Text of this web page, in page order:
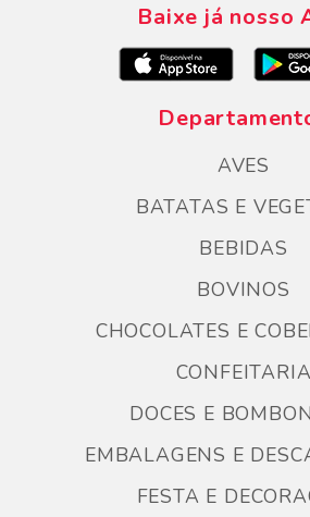
Baixe já nosso
AVES
BATATAS E
BEBIDAS
BOVINOS
CHOCOLATES E
CONFEITARIA
DOCES E
EMBALAGENS E
FESTA E